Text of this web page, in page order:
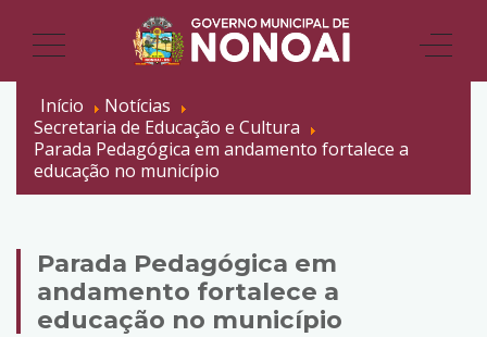
Início
Notícias
Secretaria de Educação e Cultura
Parada Pedagógica em andamento fortalece a
educação no município
Parada Pedagógica em
andamento fortalece a
educação no município